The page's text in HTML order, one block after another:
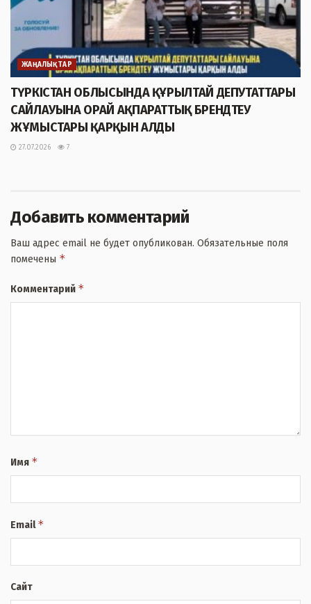
ЖАҢАЛЫҚТАР
ТҮРКІСТАН ОБЛЫСЫНДА ҚҰРЫЛТАЙ ДЕПУТАТТАРЫ
САЙЛАУЫНА ОРАЙ АҚПАРАТТЫҚ БРЕНДТЕУ
ЖҰМЫСТАРЫ ҚАРҚЫН АЛДЫ
27.07.2026 7
Добавить комментарий
Ваш адрес email не будет опубликован. Обязательные поля
помечены *
Комментарий *
Имя *
Email*
Сайт